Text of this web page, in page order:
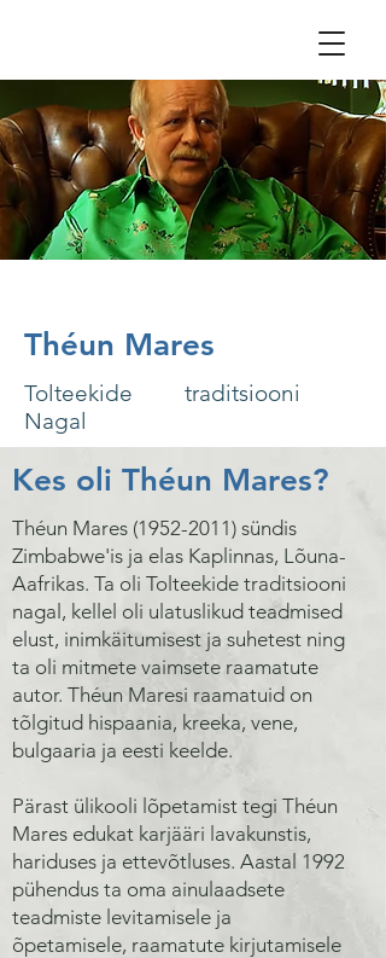
Théun Mares
Tolteekide traditsiooni
Nagal
Kes oli Théun Mares?
Théun Mares (1952-2011) sündis
Zimbabwe'is ja elas Kaplinnas, Lõuna-
Aafrikas. Ta oli Tolteekide traditsiooni
nagal, kellel oli ulatuslikud teadmised
elust, inimkäitumisest ja suhetest ning
ta oli mitmete vaimsete raamatute
autor. Théun Maresi raamatuid on
tõlgitud hispaania, kreeka, vene,
bulgaaria ja eesti keelde.
Pärast ülikooli lõpetamist tegi Théun
Mares edukat karjääri lavakunstis,
hariduses ja ettevõtluses. Aastal 1992
pühendus ta oma ainulaadsete
teadmiste levitamisele ja
õpetamisele, raamatute kirjutamisele